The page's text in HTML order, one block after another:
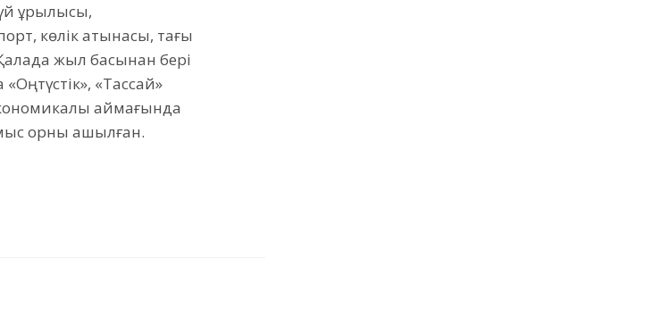
құрылысы,
көлік қатынасы, тағы
жыл басынан бері
«Тассай»
аймағында
орны ашылған.